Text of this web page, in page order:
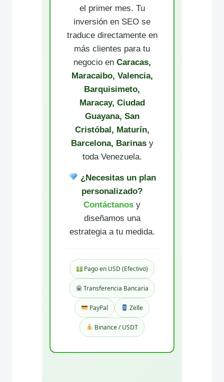
el primer mes. Tu
inversión en SEO se
traduce directamente en
más clientes para tu
negocio en Caracas,
Maracaibo, Valencia,
Barquisimeto,
Maracay, Ciudad
Guayana, San
Cristóbal, Maturín,
Barcelona, Barinasy
toda Venezuela.
¿Necesitas un plan
personalizado?
Contáctanos y
diseñamos una
estrategia a tu medida.
Pago en USD (Efectivo)
Transferencia Bancaria
PayPal Zelle
Binance / USDT